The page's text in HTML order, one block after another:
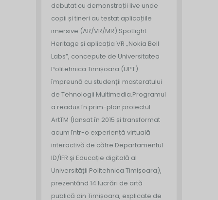
debutat cu demonstrații live unde
copii și tineri au testat aplicațiile
imersive (AR/VR/MR) Spotlight
Heritage și aplicația VR „Nokia Bell
Labs”, concepute de Universitatea
Politehnica Timișoara (UPT)
împreună cu studenții masteratului
de Tehnologii Multimedia.Programul
a readus în prim-plan proiectul
ArtTM (lansat în 2015 și transformat
acum într-o experiență virtuală
interactivă de către Departamentul
ID/IFR și Educație digitală al
Universității Politehnica Timișoara),
prezentând 14 lucrări de artă
publică din Timișoara, explicate de